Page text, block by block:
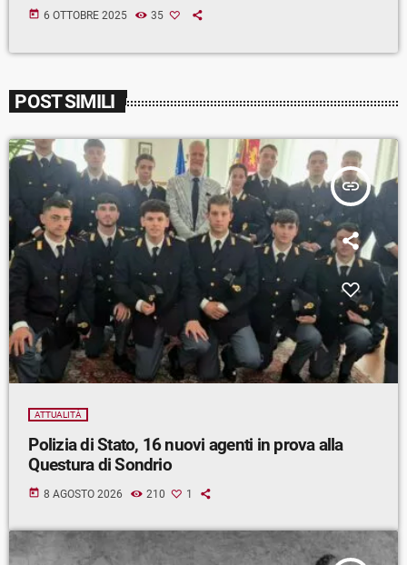
today 6 OTTOBRE 2025 35
POST SIMILI
insert_link
ATTUALITÀ
Polizia di Stato, 16 nuovi agenti in prova alla
Questura di Sondrio
today 8 AGOSTO 2026 210 1